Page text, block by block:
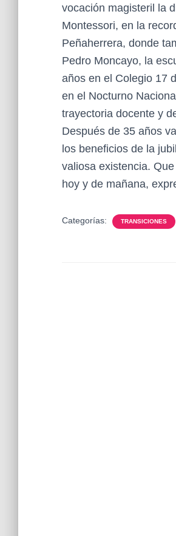
vocación magisteril la
Montessori, en la
Peñaherrera, donde
Pedro Moncayo, la
años en el Colegio 17
en el Nocturno
trayectoria docente y
Después de 35 años
los beneficios de la
valiosa existencia.
hoy y de mañana,
Categorías: TRANSICIONES